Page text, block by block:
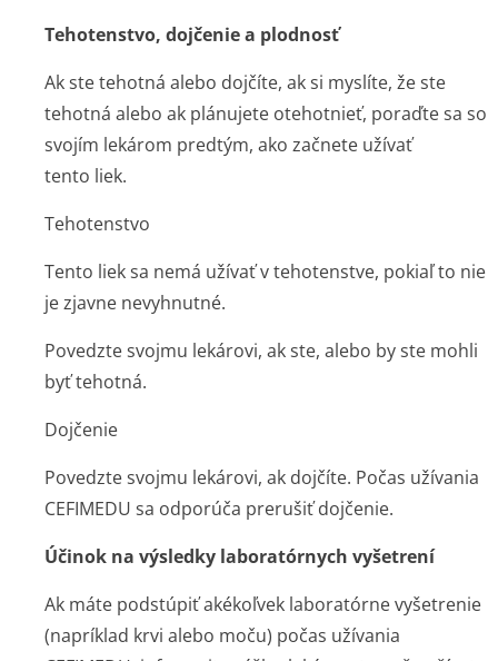
Tehotenstvo, dojčenie a plodnosť
Ak ste tehotná alebo dojčíte, ak si myslíte, že ste
tehotná alebo ak plánujete otehotnieť, poraďte sa so
svojím lekárom predtým, ako začnete užívať
tento liek.
Tehotenstvo
Tento liek sa nemá užívať v tehotenstve, pokiaľ to nie
je zjavne nevyhnutné.
Povedzte svojmu lekárovi, ak ste, alebo by ste mohli
byť tehotná.
Dojčenie
Povedzte svojmu lekárovi, ak dojčíte. Počas užívania
CEFIMEDU sa odporúča prerušiť dojčenie.
Účinok na výsledky laboratórnych vyšetrení
Ak máte podstúpiť akékoľvek laboratórne vyšetrenie
(napríklad krvi alebo moču) počas užívania